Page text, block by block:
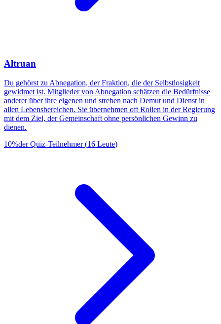
Altruan
Du gehörst zu Abnegation, der Fraktion, die der Selbstlosigkeit
gewidmet ist. Mitglieder von Abnegation schätzen die Bedürfnisse
anderer über ihre eigenen und streben nach Demut und Dienst in
allen Lebensbereichen. Sie übernehmen oft Rollen in der Regierung
mit dem Ziel, der Gemeinschaft ohne persönlichen Gewinn zu
dienen.
10%der Quiz-Teilnehmer(16 Leute)